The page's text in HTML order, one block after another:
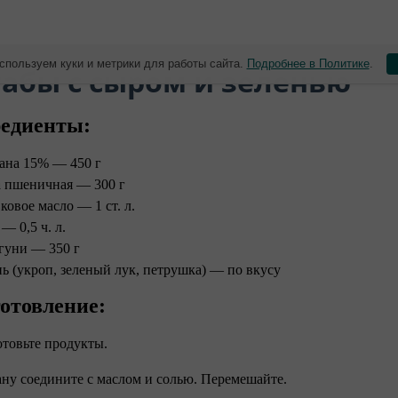
с сыром и зеленью
15% — 450 г
пшеничная — 300 г
масло — 1 ст. л.
0,5 ч. л.
— 350 г
(укроп, зеленый лук, петрушка) — по вкусу
продукты.
соедините с маслом и солью. Перемешайте.
куки и метрики для работы сайта. Подробнее в Политике.